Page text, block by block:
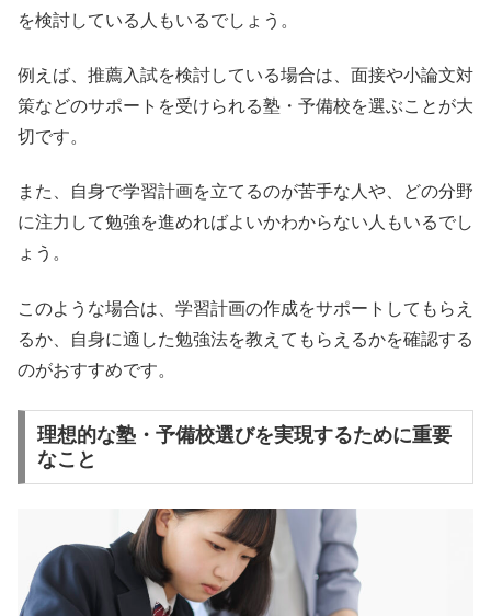
を検討している人もいるでしょう。
例えば、推薦入試を検討している場合は、面接や小論文対
策などのサポートを受けられる塾・予備校を選ぶことが大
切です。
また、自身で学習計画を立てるのが苦手な人や、どの分野
に注力して勉強を進めればよいかわからない人もいるでし
ょう。
このような場合は、学習計画の作成をサポートしてもらえ
るか、自身に適した勉強法を教えてもらえるかを確認する
のがおすすめです。
理想的な塾・予備校選びを実現するために重要
なこと